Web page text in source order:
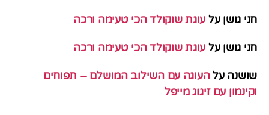
חני גושן על עוגת שוקולד הכי טעימה ורכה
חני גושן על עוגת שוקולד הכי טעימה ורכה
שושנה עלהעוגה עם השילוב המושלם – תפוחים
וקינמון עם זיגוג מייפל